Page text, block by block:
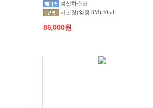
성신하스코
기본형(양정:8M)/40ml
86,000원